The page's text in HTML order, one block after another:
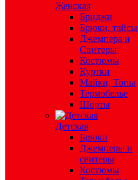
Женская
Бриджи
Брюки, тайсы
Джемпера и
Свитеры
Костюмы
Куртки
Майки, Топы
Термобелье
Шорты
Детская
Брюки
Джемперы и
свитеры
Костюмы